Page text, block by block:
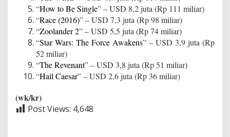
“How to Be Single” – USD 8,2 juta (Rp 111 miliar)
“Race (2016)” – USD 7,3 juta (Rp 98 miliar)
“Zoolander 2” – USD 5,5 juta (Rp 74 miliar)
“Star Wars: The Force Awakens” – USD 3,9 juta (Rp
52 miliar)
“The Revenant” – USD 3,8 juta (Rp 51 miliar)
“Hail Caesar” – USD 2,6 juta (Rp 36 miliar)
(wk/kr)
Post Views: 4,648